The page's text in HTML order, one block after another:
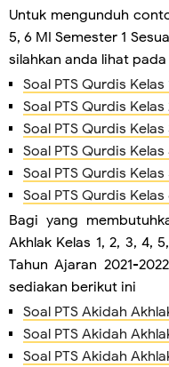
Untuk mengunduh
5, 6 MI Semester 1
silahkan anda lihat
Soal PTS Qurdis Kelas
Soal PTS Qurdis Kelas
Soal PTS Qurdis Kelas
Soal PTS Qurdis Kelas
Soal PTS Qurdis Kelas
Soal PTS Qurdis Kelas
Bagi yang
Akhlak Kelas 1, 2, 3, 4,
Tahun Ajaran 2021-
sediakan berikut ini
Soal PTS Akidah
Soal PTS Akidah
Soal PTS Akidah